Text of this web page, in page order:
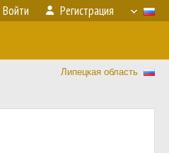
Войти Регистрация
Липецкая область